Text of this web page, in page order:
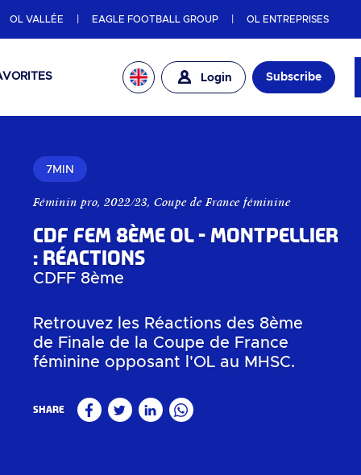
OL VALLÉE EAGLE FOOTBALL GROUP OL ENTREPRISES
Login Subscribe
7MIN
CDF Fem 8ème OL - Montpellier
: Réactions
CDFF 8ème
Féminin pro, 2022/23, Coupe de France féminine
Share FacebookTwitterLinkedinWhatsApp
Retrouvez les Réactions des 8ème
de Finale de la Coupe de France
féminine opposant l'OL au MHSC.